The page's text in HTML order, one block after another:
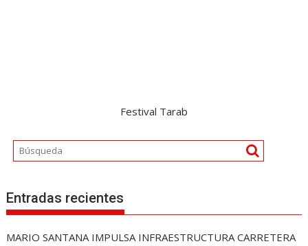
Festival Tarab
Entradas recientes
MARIO SANTANA IMPULSA INFRAESTRUCTURA CARRETERA